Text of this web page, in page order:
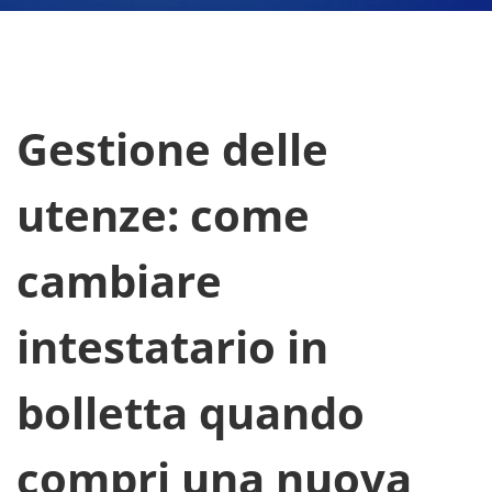
Gestione delle
utenze: come
cambiare
intestatario in
bolletta quando
compri una nuova